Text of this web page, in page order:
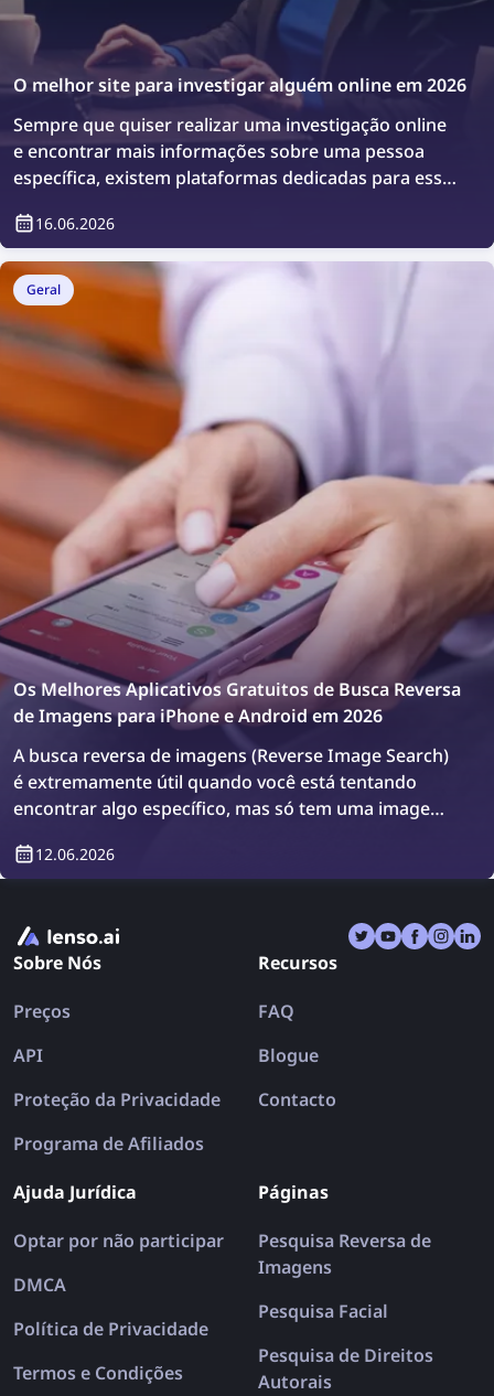
O melhor site para investigar alguém online em 2026
Sempre que quiser realizar uma investigação online
e encontrar mais informações sobre uma pessoa
específica, existem plataformas dedicadas para esse
investigar alguém online.
16.06.2026
Geral
Os Melhores Aplicativos Gratuitos de Busca Reversa
de Imagens para iPhone e Android em 2026
A busca reversa de imagens (Reverse Image Search)
é extremamente útil quando você está tentando
encontrar algo específico, mas só tem uma imagem.
lenso.ai, TinEye e Copyseeker, há também muitos
aplicativos de busca reversa de imagens para iPhone
e Android em 2026.
12.06.2026
Sobre Nós
Preços
API
Proteção da Privacidade
Programa de Afiliados
Recursos
FAQ
Blogue
Contacto
Ajuda Jurídica
Optar por não participar
DMCA
Política de Privacidade
Termos e Condições
Páginas
Pesquisa Reversa de
Imagens
Pesquisa Facial
Pesquisa de Direitos
Autorais